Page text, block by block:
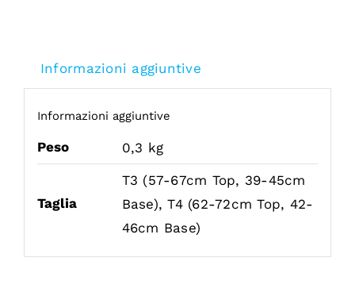
Informazioni aggiuntive
Informazioni aggiuntive
Peso 0,3 kg
Taglia
T3 (57-67cm Top, 39-45cm
Base), T4 (62-72cm Top, 42-
46cm Base)